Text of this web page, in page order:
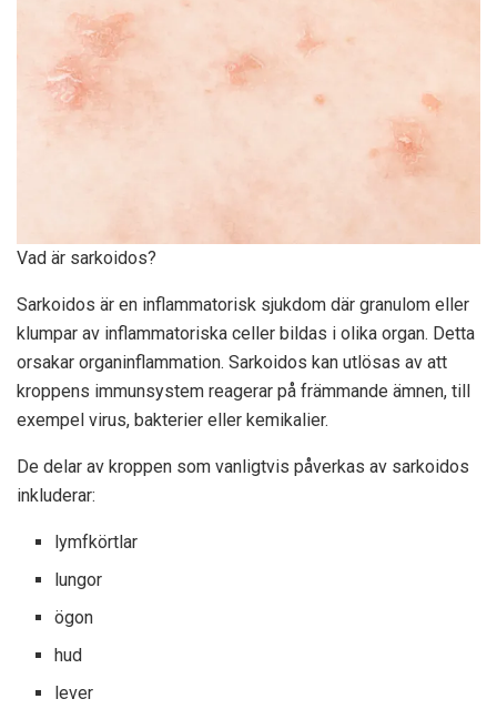
Vad är sarkoidos?
Sarkoidos är en inflammatorisk sjukdom där granulom eller
klumpar av inflammatoriska celler bildas i olika organ. Detta
orsakar organinflammation. Sarkoidos kan utlösas av att
kroppens immunsystem reagerar på främmande ämnen, till
exempel virus, bakterier eller kemikalier.
De delar av kroppen som vanligtvis påverkas av sarkoidos
inkluderar:
lymfkörtlar
lungor
ögon
hud
lever